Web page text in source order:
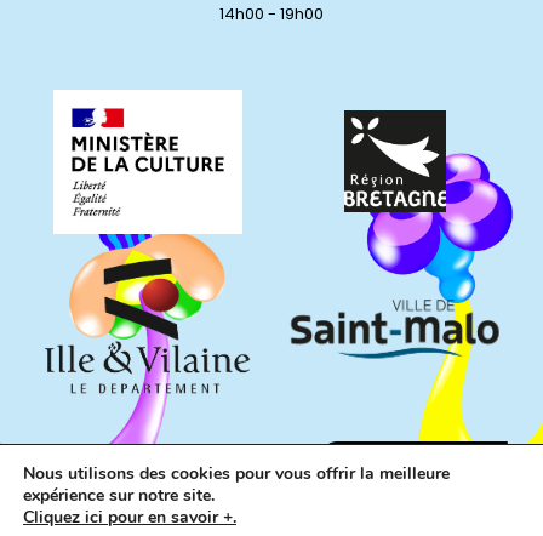
14h00 - 19h00
Nous utilisons des cookies pour vous offrir la meilleure
expérience sur notre site.
Cliquez ici pour en savoir +.